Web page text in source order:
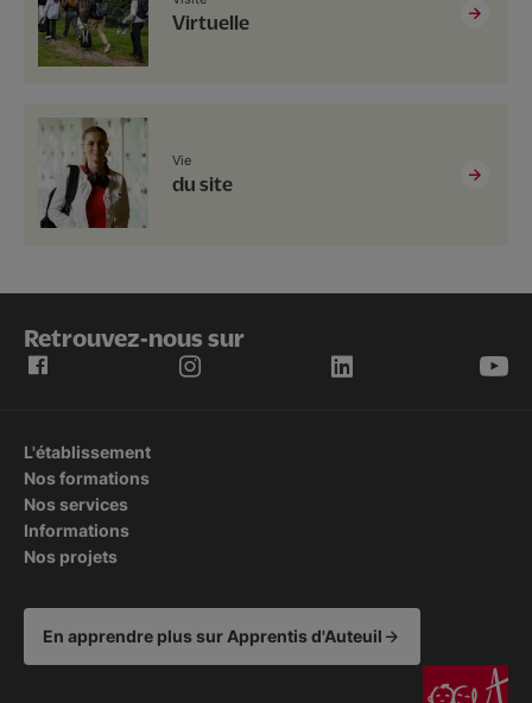
Virtuelle
Vie
du site
Retrouvez-nous sur
L'établissement
Nos formations
Nos services
Informations
Nos projets
En apprendre plus sur Apprentis d'Auteuil